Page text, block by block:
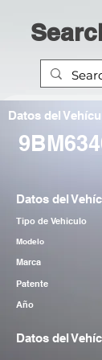
Datos del
Datos del
Tipo de Vehiculo
Modelo
Marca
Patente
Año
Datos del